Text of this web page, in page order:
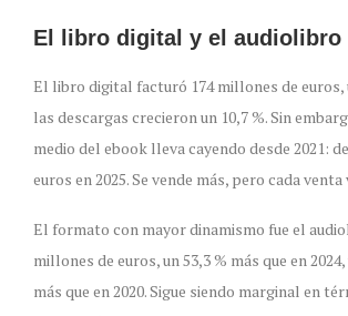
El libro digital y el audiolibro
El libro digital facturó 174 millones de euros,
las descargas crecieron un 10,7 %. Sin
medio del ebook lleva cayendo desde 2021:
euros en 2025. Se vende más, pero cada
El formato con mayor dinamismo fue el
millones de euros, un 53,3 % más que en
más que en 2020. Sigue siendo marginal en